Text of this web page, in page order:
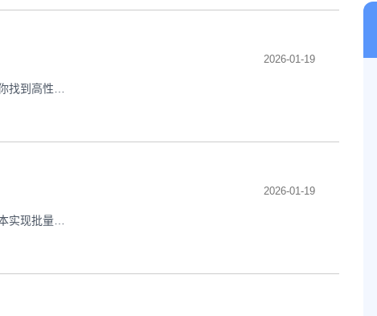
2026-01-19
2026-01-19